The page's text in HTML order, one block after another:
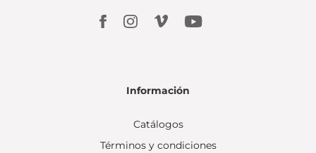
Información
Catálogos
Términos y condiciones